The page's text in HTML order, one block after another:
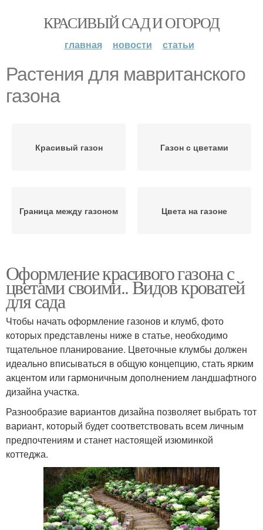
КРАСИВЫЙ САД И ОГОРОД
главная новости статьи
Растения для мавританского
газона
Красивый газон Газон с цветами
Граница между газоном Цвета на газоне
Оформление красивого газона с
цветами своими.. Видов кроватей
для сада
Чтобы начать оформление газонов и клумб, фото
которых представлены ниже в статье, необходимо
тщательное планирование. Цветочные клумбы должен
идеально вписываться в общую концепцию, стать ярким
акцентом или гармоничным дополнением ландшафтного
дизайна участка.
Разнообразие вариантов дизайна позволяет выбрать тот
вариант, который будет соответствовать всем личным
предпочтениям и станет настоящей изюминкой
коттеджа.